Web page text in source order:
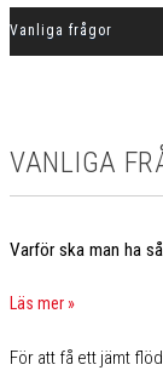
Vanliga frågor
VANLIGA
Varför ska man ha
Läs mer »
För att få ett jämt